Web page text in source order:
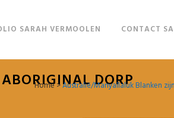
SARAH VERMOOLEN CONTACT
DORP
Home>Australië/Manyallaluk Blanken